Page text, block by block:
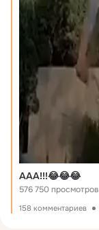
ААА!!!😂😂😂
576 750 просмотров
158 комментариев